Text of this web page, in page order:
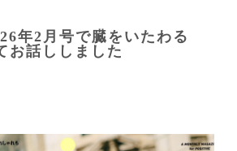
年2月号で臓をいたわる
お話ししました